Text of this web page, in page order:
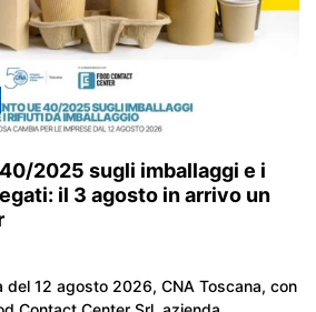
2025 sugli imballaggi e i
il 3 agosto in arrivo un
del 12 agosto 2026, CNA Toscana, con